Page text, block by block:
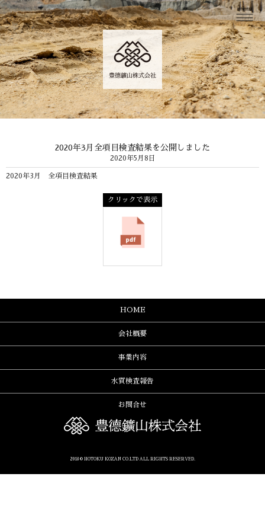
2020年3月全項目検査結果を公開しました
2020年5月8日
2020年3月 全項目検査結果
HOME
会社概要
事業内容
水質検査報告
お問合せ
2018 © HOTOKU KOZAN CO.LTD ALL RIGHTS RESERVED.